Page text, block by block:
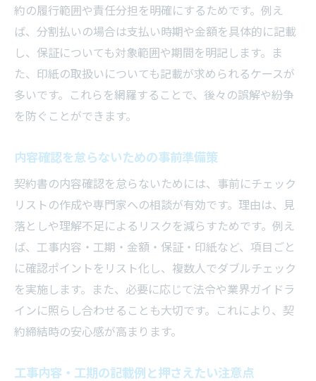
約の履行範囲や責任分担を明確にするためです。例え
ば、分割払いの場合は支払い時期や金額を具体的に記載
し、保証についても対象範囲や期間を明記します。ま
た、印紙の取扱いについても記載が求められるケースが
多いです。これらを網羅することで、後々の誤解や紛争
を防ぐことができます。
内容確認を怠らないための事前準備策
契約書の内容確認を怠らないためには、事前にチェック
リストの作成や専門家への相談が有効です。理由は、見
落としや理解不足によるリスクを減らすためです。例え
ば、工事内容・工期・金額・保証・印紙など、項目ごと
に確認ポイントをリスト化し、複数人でダブルチェック
を実施します。また、必要に応じて法令や業界ガイドラ
インに照らし合わせることも大切です。これにより、契
約締結時の安心感が高まります。
工事内容・工期の記載例と押さえたい注意点